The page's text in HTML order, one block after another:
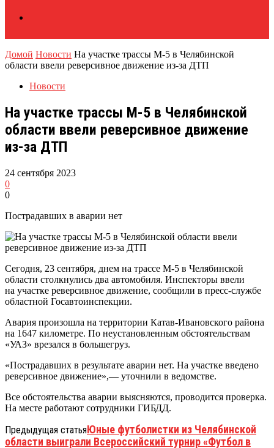
Домой Новости На участке трассы М-5 в Челябинской
области ввели реверсивное движение из-за ДТП
Новости
На участке трассы М-5 в Челябинской
области ввели реверсивное движение
из-за ДТП
24 сентября 2023
0
0
Пострадавших в аварии нет
Сегодня, 23 сентября, днем на трассе М-5 в Челябинской
области столкнулись два автомобиля. Инспекторы ввели
на участке реверсивное движение, сообщили в пресс-службе
областной Госавтоинспекции.
Авария произошла на территории Катав-Ивановского района
на 1647 километре. По неустановленным обстоятельствам
«УАЗ» врезался в большегруз.
«Пострадавших в результате аварии нет. На участке введено
реверсивное движение»,— уточнили в ведомстве.
Все обстоятельства аварии выясняются, проводится проверка.
На месте работают сотрудники ГИБДД.
Предыдущая статьяЮные футболистки из Челябинской
области выиграли Всероссийский турнир «Футбол в